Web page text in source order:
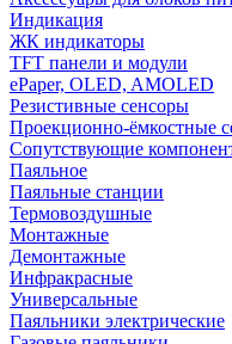
Индикация
ЖК индикаторы
TFT панели и модули
ePaper, OLED, AMOLED
Резистивные сенсоры
Проекционно-ёмкостные
Сопутствующие
Паяльное
Паяльные станции
Термовоздушные
Монтажные
Демонтажные
Инфракрасные
Универсальные
Паяльники электрические